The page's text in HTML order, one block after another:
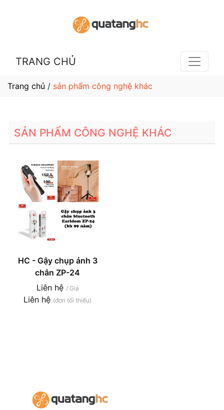
TRANG CHỦ
Trang chủ / sản phẩm công nghệ khác
SẢN PHẨM CÔNG NGHỆ KHÁC
HC - Gậy chụp ảnh 3
chân ZP-24
Liên hệ / Giá
Liên hệ (đơn tối thiểu)